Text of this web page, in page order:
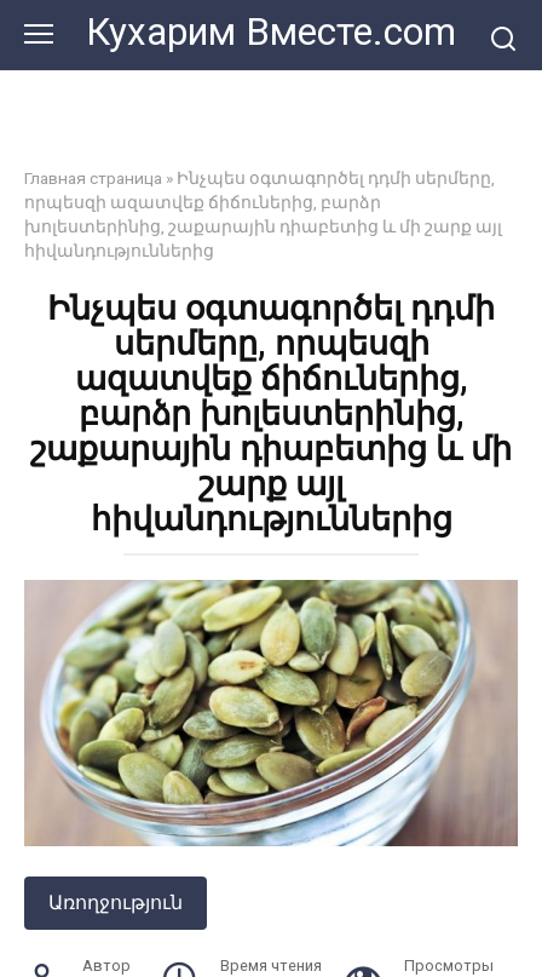
контенту
Кухарим Вместе.com
Главная страница » Ինչպես օգտագործել դդմի սերմերը,
որպեսզի ազատվեք ճիճուներից, բարձր
խոլեստերինից, շաքարային դիաբետից և մի շարք այլ
հիվանդություններից
Ինչպես օգտագործել դդմի
սերմերը, որպեսզի
ազատվեք ճիճուներից,
բարձր խոլեստերինից,
շաքարային դիաբետից և մի
շարք այլ
հիվանդություններից
Առողջություն
Автор Время чтения Просмотры